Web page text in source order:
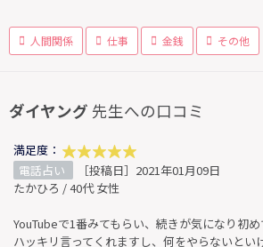
人間関係 仕事 金銭 その他
ダイヤング 先生への口コミ
満足度：
電話占い
［投稿日］2021年01月09日
たかひろ / 40代 女性
YouTubeで1番みてもらい、続きが気になり初め
ハッキリ言ってくれますし、何をやらないとい